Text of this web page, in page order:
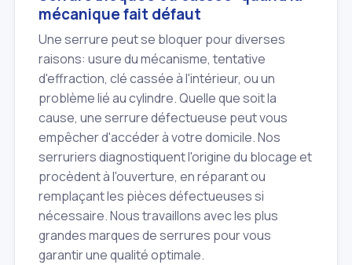
mécanique fait défaut
Une serrure peut se bloquer pour diverses
raisons: usure du mécanisme, tentative
d'effraction, clé cassée à l'intérieur, ou un
problème lié au cylindre. Quelle que soit la
cause, une serrure défectueuse peut vous
empêcher d'accéder à votre domicile. Nos
serruriers diagnostiquent l'origine du blocage et
procèdent à l'ouverture, en réparant ou
remplaçant les pièces défectueuses si
nécessaire. Nous travaillons avec les plus
grandes marques de serrures pour vous
garantir une qualité optimale.